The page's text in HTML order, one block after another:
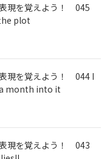
現を覚えよう！ 045
plot
現を覚えよう！ 044 I
month into it
現を覚えよう！ 043